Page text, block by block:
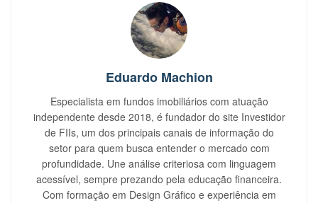
Eduardo Machion
Especialista em fundos imobiliários com atuação
independente desde 2018, é fundador do site Investidor
de FIIs, um dos principais canais de informação do
setor para quem busca entender o mercado com
profundidade. Une análise criteriosa com linguagem
acessível, sempre prezando pela educação financeira.
Com formação em Design Gráfico e experiência em